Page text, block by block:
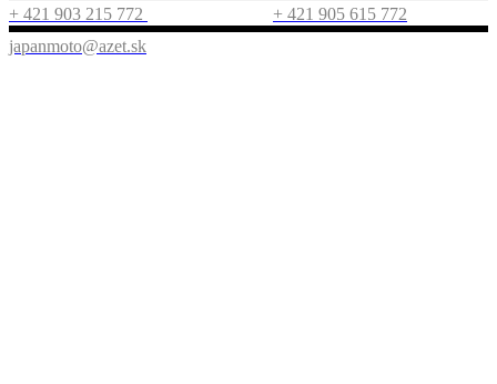
+ 421 903 215 772
+ 421 905 615 772
japanmoto@azet.sk